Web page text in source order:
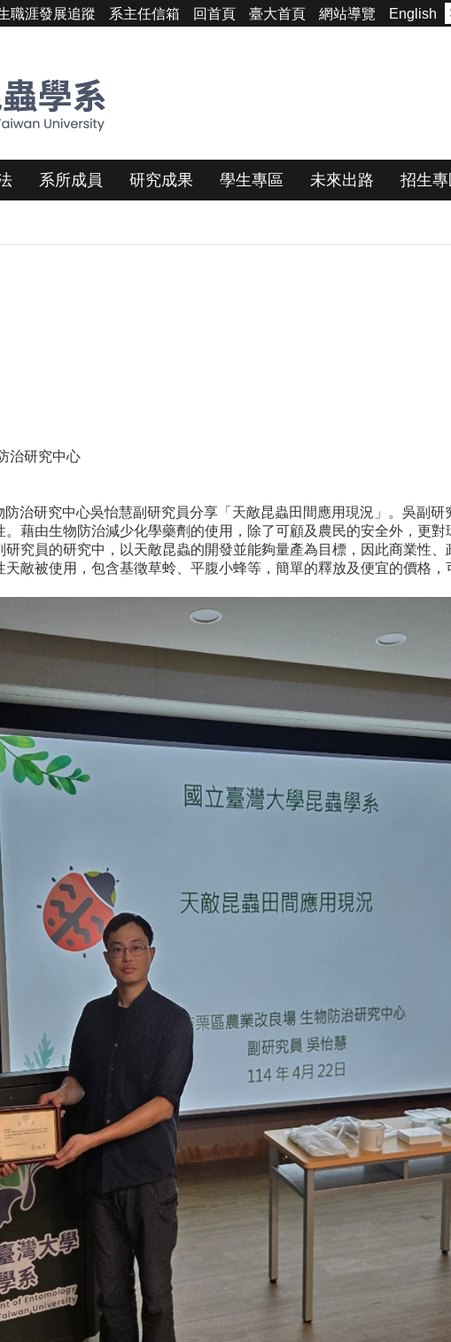
職涯發展追蹤 系主任信箱 回首頁 臺大首頁 網站導覽 English
系所成員 研究成果 學生專區 未來出路 招生專
治研究中心
治研究中心吳怡慧副研究員分享「天敵昆蟲田間應用現況」。吳副
藉由生物防治減少化學藥劑的使用，除了可顧及農民的安全外，更
究員的研究中，以天敵昆蟲的開發並能夠量產為目標，因此商業性
敵被使用，包含基徵草蛉、平腹小蜂等，簡單的釋放及便宜的價格